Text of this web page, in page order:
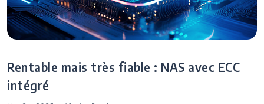
Rentable mais très fiable : NAS avec ECC
intégré